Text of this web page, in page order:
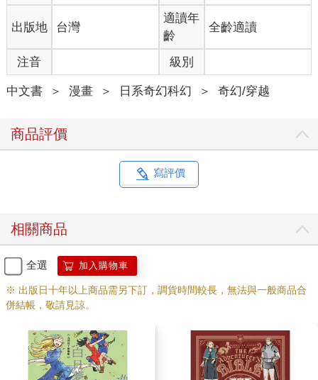
出版地 台灣
適讀年
齡
全齡適讀
注音 級別
中文書 ＞ 漫畫 ＞ 日系奇幻科幻 ＞ 奇幻/穿越
商品評價
寫評價
相關商品
全選 加入購物車
※ 出版日十年以上商品需另下訂，調貨時間較長，無法與一般商品合
併結帳，敬請見諒。